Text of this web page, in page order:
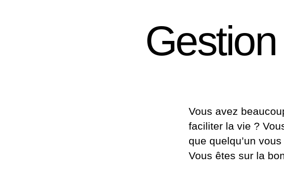
Vous avez
faciliter la vie ?
que quelqu’un
Vous êtes sur la